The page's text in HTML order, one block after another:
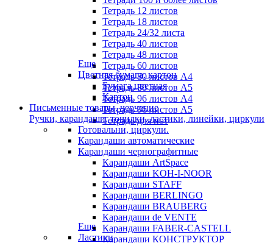
Тетрадь 12 листов
Тетрадь 18 листов
Тетрадь 24/32 листа
Тетрадь 40 листов
Тетрадь 48 листов
Тетрадь 60 листов
Тетрадь 80 листов А4
Тетрадь 80 листов А5
Тетрадь 96 листов А4
Тетрадь 96 листов А5
Тетрадь для нот
Еще
Цветная бумага, картон
Бумага цветная
Картон
Письменные товары, черчение
Ручки, карандаши, точилки, ластики, линейки, циркули
Готовальни, циркули.
Карандаши автоматические
Карандаши чернографитные
Карандаши ArtSpace
Карандаши KOH-I-NOOR
Карандаши STAFF
Карандаши BERLINGO
Карандаши BRAUBERG
Карандаши de VENTE
Карандаши FABER-CASTELL
Карандаши КОНСТРУКТОР
Еще
Ластики